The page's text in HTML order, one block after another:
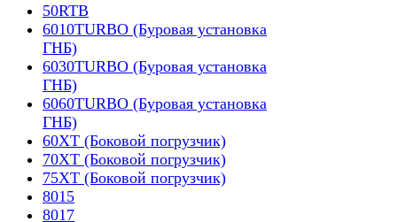
50RTB
6010TURBO (Буровая установка
ГНБ)
6030TURBO (Буровая установка
ГНБ)
6060TURBO (Буровая установка
ГНБ)
60XT (Боковой погрузчик)
70XT (Боковой погрузчик)
75XT (Боковой погрузчик)
8015
8017